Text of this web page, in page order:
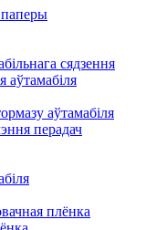
паперы
сядзення
аўтамабіля
аўтамабіля
перадач
плёнка